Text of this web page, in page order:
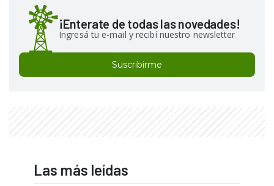
¡Enterate de todas las novedades!
Ingresá tu e-mail y recibí nuestro newsletter
Suscribirme
Las más leídas